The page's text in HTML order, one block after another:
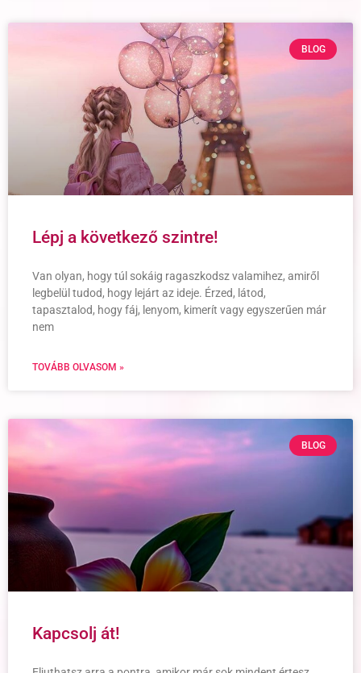
BLOG
Lépj a következő szintre!
Van olyan, hogy túl sokáig ragaszkodsz valamihez, amiről
legbelül tudod, hogy lejárt az ideje. Érzed, látod,
tapasztalod, hogy fáj, lenyom, kimerít vagy egyszerűen már
nem
TOVÁBB OLVASOM »
BLOG
Kapcsolj át!